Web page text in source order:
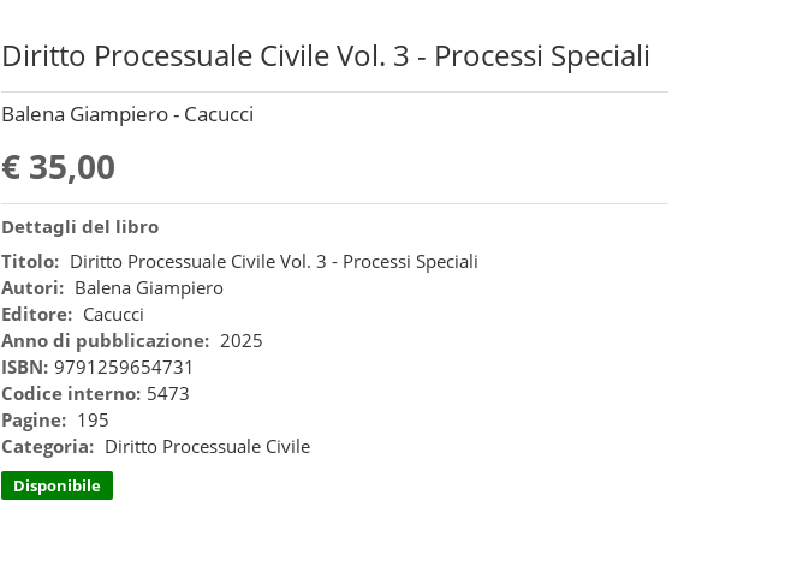
Diritto Processuale Civile Vol. 3 - Processi Speciali
Balena Giampiero - Cacucci
€ 35,00
Dettagli del libro
Titolo: Diritto Processuale Civile Vol. 3 - Processi Speciali
Autori: Balena Giampiero
Editore: Cacucci
Anno di pubblicazione: 2025
ISBN: 9791259654731
Codice interno: 5473
Pagine: 195
Categoria: Diritto Processuale Civile
Disponibile